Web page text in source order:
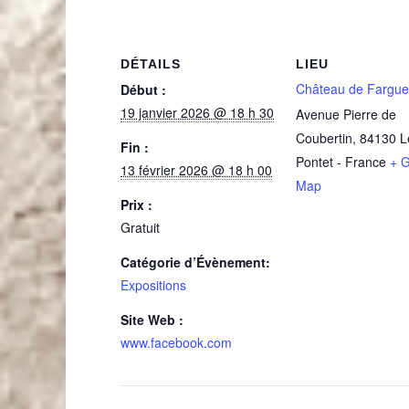
DÉTAILS
Début :
19 janvier 2026 @ 18 h 30
Fin :
13 février 2026 @ 18 h 00
Prix :
Gratuit
Catégorie d’Évènement:
Expositions
Site Web :
www.facebook.com
LIEU
Château de
Avenue Pierre de
Coubertin, 84130
Pontet - France +
Map